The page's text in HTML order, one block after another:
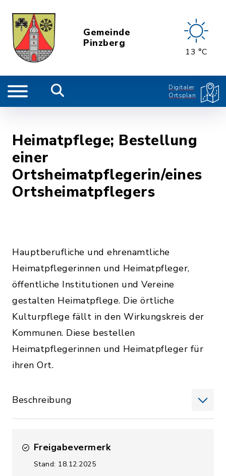
Gemeinde
Pinzberg
13 °C
Digitaler
Ortsplan
Heimatpflege; Bestellung
einer
Ortsheimatpflegerin/eines
Ortsheimatpflegers
Hauptberufliche und ehrenamtliche
Heimatpflegerinnen und Heimatpfleger,
öffentliche Institutionen und Vereine
gestalten Heimatpflege. Die örtliche
Kulturpflege fällt in den Wirkungskreis der
Kommunen. Diese bestellen
Heimatpflegerinnen und Heimatpfleger für
ihren Ort.
Beschreibung
Freigabevermerk
Stand: 18.12.2025